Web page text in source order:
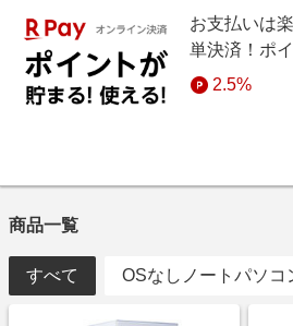
※虚偽やなりすましによる注文
※ユニットコム ビジネスご優待会員
のご購入
※ご注文の度にリーベイツから遷移が
お支払いは
単決済！ポ
2.5%
商品一覧
すべて OSなしノートパソコ